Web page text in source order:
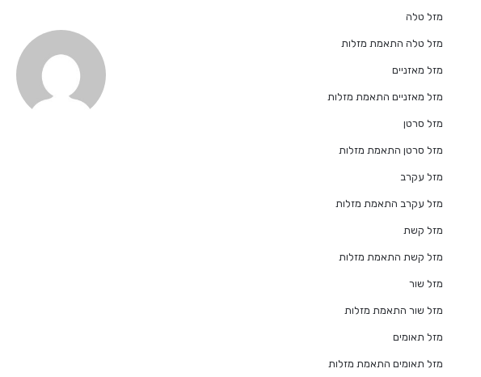
מזל טלה
מזל טלה התאמת מזלות
מזל מאזניים
מזל מאזניים התאמת מזלות
מזל סרטן
מזל סרטן התאמת מזלות
מזל עקרב
מזל עקרב התאמת מזלות
מזל קשת
מזל קשת התאמת מזלות
מזל שור
מזל שור התאמת מזלות
מזל תאומים
מזל תאומים התאמת מזלות